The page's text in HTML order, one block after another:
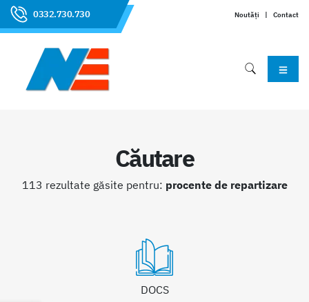
0332.730.730 Noutăți | Contact
Căutare
113 rezultate găsite pentru: procente de repartizare
DOCS